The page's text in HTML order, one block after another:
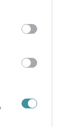
tags to
below Google